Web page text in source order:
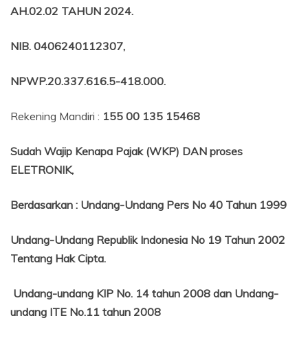
AH.02.02 TAHUN 2024.
NIB. 0406240112307,
NPWP.20.337.616.5-418.000.
Rekening Mandiri : 155 00 135 15468
Sudah Wajip Kenapa Pajak (WKP) DAN proses
ELETRONIK,
Berdasarkan : Undang-Undang Pers No 40 Tahun 1999
Undang-Undang Republik Indonesia No 19 Tahun 2002
Tentang Hak Cipta.
Undang-undang KIP No. 14 tahun 2008 dan Undang-
undang ITE No.11 tahun 2008